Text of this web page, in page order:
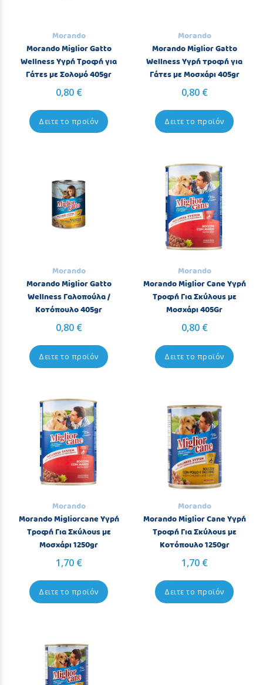
Morando
Morando Miglior Gatto
Wellness Υγρή Τροφή για
Γάτες με Σολομό 405gr
0,80 €
Δειτε το προϊόν
Morando
Morando Miglior Gatto
Wellness Υγρή τροφή για
Γάτες με Μοσχάρι 405gr
0,80 €
Δειτε το προϊόν
Morando
Morando Miglior Gatto
Wellness Γαλοπούλα /
Κοτόπουλο 405gr
0,80 €
Δειτε το προϊόν
Morando
Morando Miglior Cane Υγρή
Τροφή Για Σκύλους με
Μοσχάρι 405Gr
0,80 €
Δειτε το προϊόν
Morando
Morando Migliorcane Υγρή
Τροφή Για Σκύλους με
Μοσχάρι 1250gr
1,70 €
Δειτε το προϊόν
Morando
Morando Miglior Cane Υγρή
Τροφή Για Σκύλους με
Κοτόπουλο 1250gr
1,70 €
Δειτε το προϊόν